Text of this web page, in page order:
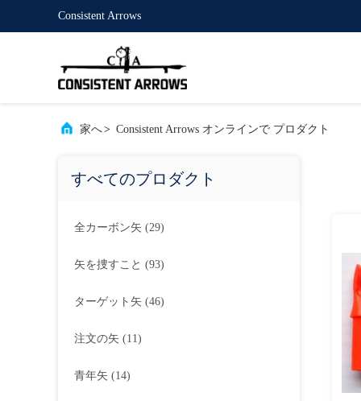
Consistent Arrows
家へ> Consistent Arrows オンラインで プロダクト
すべてのプロダクト
全カーボン矢 (29)
矢を捜すこと (93)
ターゲット矢 (46)
注文の矢 (11)
青年矢 (14)